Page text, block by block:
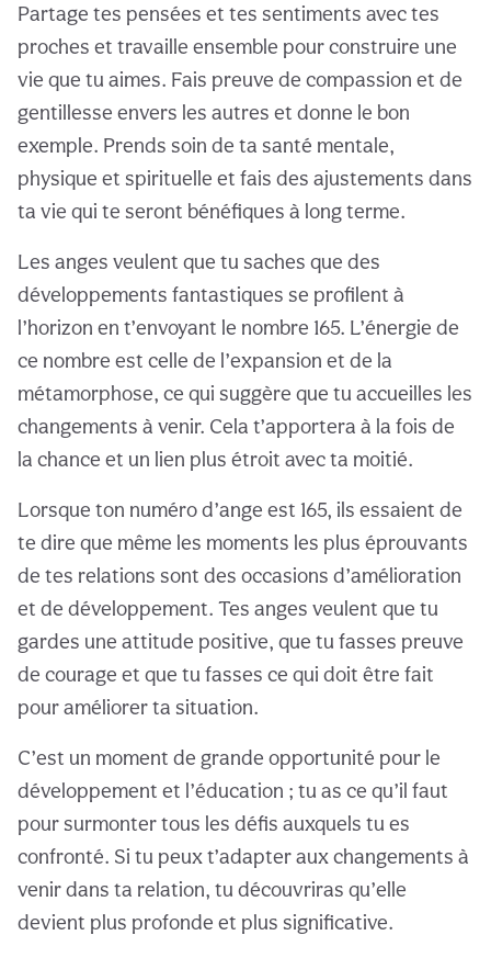
Partage tes pensées et tes sentiments avec tes
proches et travaille ensemble pour construire une
vie que tu aimes. Fais preuve de compassion et de
gentillesse envers les autres et donne le bon
exemple. Prends soin de ta santé mentale,
physique et spirituelle et fais des ajustements dans
ta vie qui te seront bénéfiques à long terme.
Les anges veulent que tu saches que des
développements fantastiques se profilent à
l’horizon en t’envoyant le nombre 165. L’énergie de
ce nombre est celle de l’expansion et de la
métamorphose, ce qui suggère que tu accueilles les
changements à venir. Cela t’apportera à la fois de
la chance et un lien plus étroit avec ta moitié.
Lorsque ton numéro d’ange est 165, ils essaient de
te dire que même les moments les plus éprouvants
de tes relations sont des occasions d’amélioration
et de développement. Tes anges veulent que tu
gardes une attitude positive, que tu fasses preuve
de courage et que tu fasses ce qui doit être fait
pour améliorer ta situation.
C’est un moment de grande opportunité pour le
développement et l’éducation ; tu as ce qu’il faut
pour surmonter tous les défis auxquels tu es
confronté. Si tu peux t’adapter aux changements à
venir dans ta relation, tu découvriras qu’elle
devient plus profonde et plus significative.